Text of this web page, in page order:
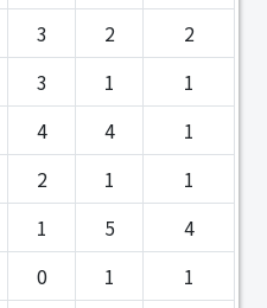
3 2
2
3 1
1
4 4
1
2 1
1
1 5
4
0 1
1